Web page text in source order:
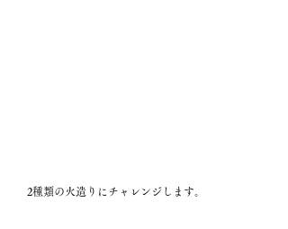
2種類の火造りにチャレンジします。